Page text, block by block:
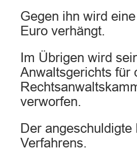
Gegen ihn wird
Euro verhängt.
Im Übrigen wird
Anwaltsgerichts für
verworfen.
Der
Verfahrens.